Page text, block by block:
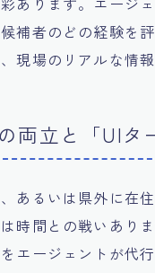
補者のどの経験を
現場のリアルな情
両立と「UIタ
あるいは県外に在
時間との戦いあり
エージェントが代